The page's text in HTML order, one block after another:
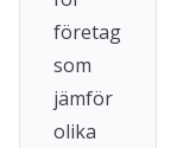
företag
som
jämför
olika